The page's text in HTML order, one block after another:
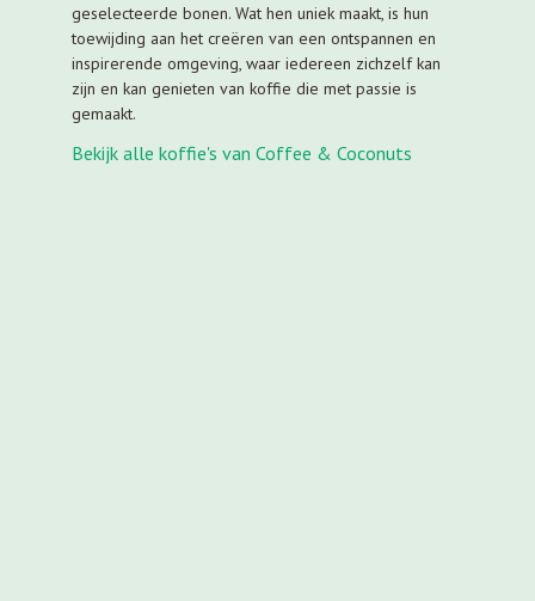
geselecteerde bonen. Wat hen uniek maakt, is hun
toewijding aan het creëren van een ontspannen en
inspirerende omgeving, waar iedereen zichzelf kan
zijn en kan genieten van koffie die met passie is
gemaakt.
Bekijk alle koffie's van Coffee & Coconuts